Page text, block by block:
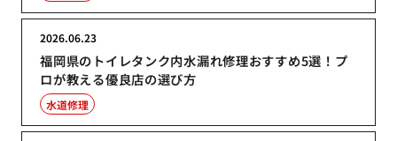
福岡県のトイレタンク内水漏れ修理おすすめ5選！プ
ロが教える優良店の選び方
2026.06.23
水道修理